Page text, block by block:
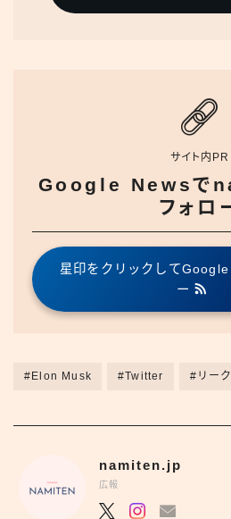
サイト内PR
Google Newsで
フォロ
星印をクリックして
ー
#Elon Musk #Twitter #リーク
namiten.jp
広報